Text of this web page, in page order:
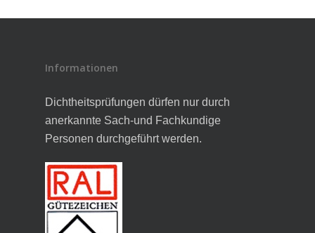
Informationen
Dichtheitsprüfungen dürfen nur durch
anerkannte Sach-und Fachkundige
Personen durchgeführt werden.